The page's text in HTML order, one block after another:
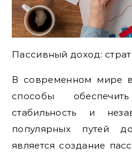
Пассивный доход:
В современном мире
способы
стабильность и
популярных путей
является создание